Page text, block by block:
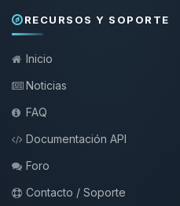
RECURSOS Y SOPORTE
Inicio
Noticias
FAQ
Documentación API
Foro
Contacto / Soporte